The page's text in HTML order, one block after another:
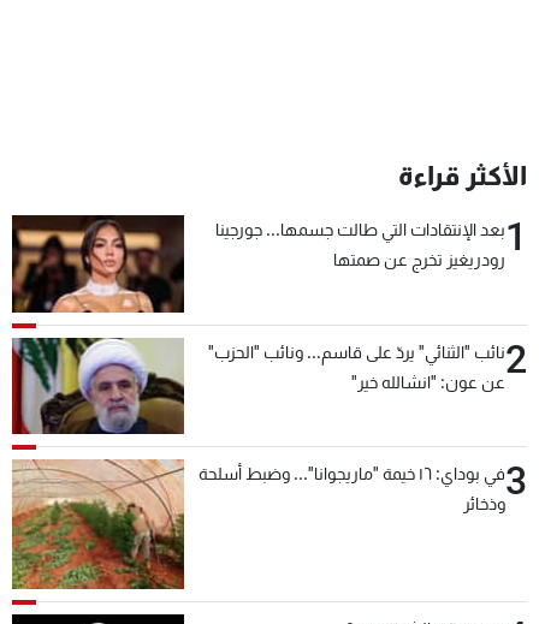
الأكثر قراءة
1بعد الإنتقادات التي طالت جسمها... جورجينا
رودريغيز تخرج عن صمتها
2نائب "الثنائي" يردّ على قاسم... ونائب "الحزب"
عن عون: "انشالله خير"
3
في بوداي: ١٦ خيمة "ماريجوانا"... وضبط أسلحة
وذخائر